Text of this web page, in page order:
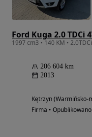
Ford Kuga 2.0 TDCi
206 604 km
2013
Kętrzyn (Warmińsko-
Firma • Opublikowano